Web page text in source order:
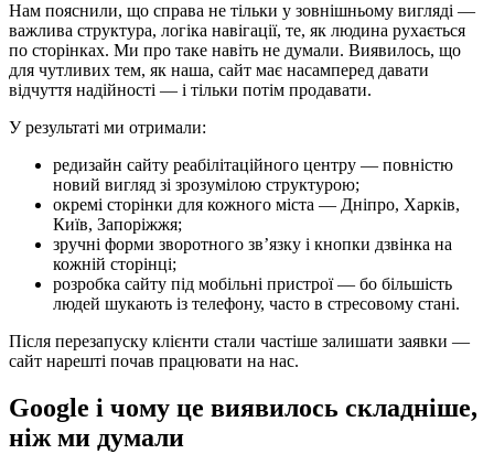
Нам пояснили, що справа не тільки у зовнішньому вигляді —
важлива структура, логіка навігації, те, як людина рухається
по сторінках. Ми про таке навіть не думали. Виявилось, що
для чутливих тем, як наша, сайт має насамперед давати
відчуття надійності — і тільки потім продавати.
У результаті ми отримали:
редизайн сайту реабілітаційного центру — повністю
новий вигляд зі зрозумілою структурою;
окремі сторінки для кожного міста — Дніпро, Харків,
Київ, Запоріжжя;
зручні форми зворотного зв’язку і кнопки дзвінка на
кожній сторінці;
розробка сайту під мобільні пристрої — бо більшість
людей шукають із телефону, часто в стресовому стані.
Після перезапуску клієнти стали частіше залишати заявки —
сайт нарешті почав працювати на нас.
Google і чому це виявилось складніше,
ніж ми думали